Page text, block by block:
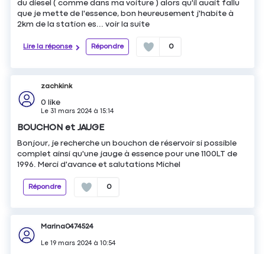
du diesel ( comme dans ma voiture ) alors qu'il auait fallu
que je mette de l'essence, bon heureusement j'habite à
2km de la station es...voir la suite
Lire la réponse Répondre 0
zachkink
0 like
Le 31 mars 2024à15:14
BOUCHON et JAUGE
Bonjour, je recherche un bouchon de réservoir si possible
complet ainsi qu'une jauge à essence pour une 1100LT de
1996. Merci d'avance et salutations Michel
Répondre 0
Marina0474524
Le19 mars 2024à10:54